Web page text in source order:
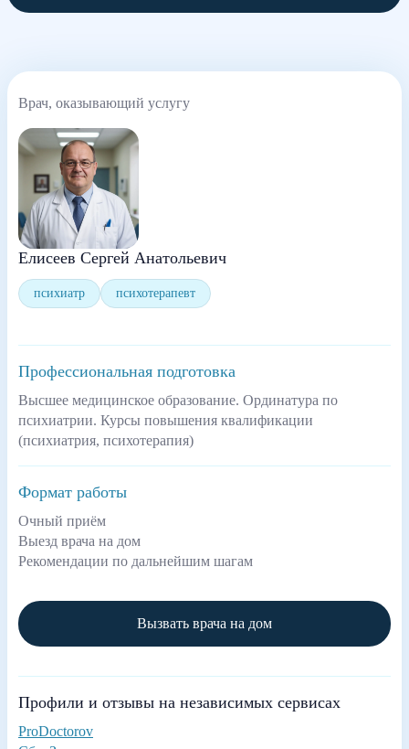
Врач, оказывающий услугу
Елисеев Сергей Анатольевич
психиатр психотерапевт
Профессиональная подготовка
Высшее медицинское образование. Ординатура по
психиатрии. Курсы повышения квалификации
(психиатрия, психотерапия)
Формат работы
Очный приём
Выезд врача на дом
Рекомендации по дальнейшим шагам
Вызвать врача на дом
Профили и отзывы на независимых сервисах
ProDoctorov